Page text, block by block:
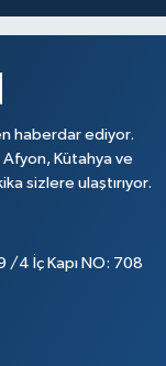
haberdar ediyor.
Afyon, Kütahya ve
sizlere ulaştırıyor.
/4 İç Kapı NO: 708